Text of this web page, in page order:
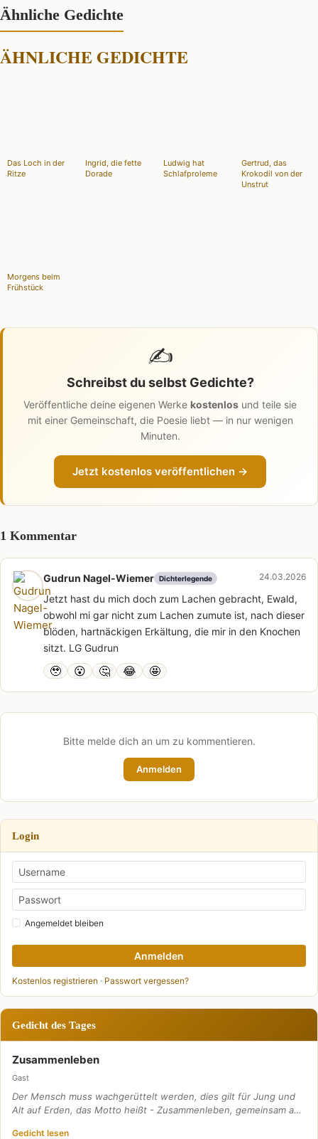
Ähnliche Gedichte
ÄHNLICHE GEDICHTE
Das Loch in der
Ritze
Ingrid, die fette
Dorade
Ludwig hat
Schlafproleme
Gertrud, das
Krokodil von der
Unstrut
Morgens beim
Frühstück
✍️
Schreibst du selbst Gedichte?
Veröffentliche deine eigenen Werke kostenlos und teile sie
mit einer Gemeinschaft, die Poesie liebt — in nur wenigen
Minuten.
Jetzt kostenlos veröffentlichen →
1 Kommentar
Gudrun Nagel-Wiemer Dichterlegende 24.03.2026
Jetzt hast du mich doch zum Lachen gebracht, Ewald,
obwohl mi gar nicht zum Lachen zumute ist, nach dieser
blöden, hartnäckigen Erkältung, die mir in den Knochen
sitzt. LG Gudrun
🥹 😮 🤔 😂 🤩
Bitte melde dich an um zu kommentieren.
Anmelden
Login
Angemeldet bleiben
Anmelden
Kostenlos registrieren · Passwort vergessen?
Gedicht des Tages
Zusammenleben
Gast
Der Mensch muss wachgerüttelt werden, dies gilt für Jung und
Alt auf Erden, das Motto heißt - Zusammenleben, gemeinsam a…
Gedicht lesen